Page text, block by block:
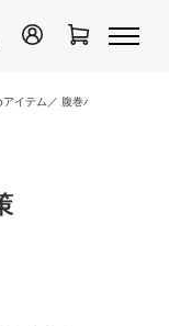
イテム／ 腹巻パンツ】